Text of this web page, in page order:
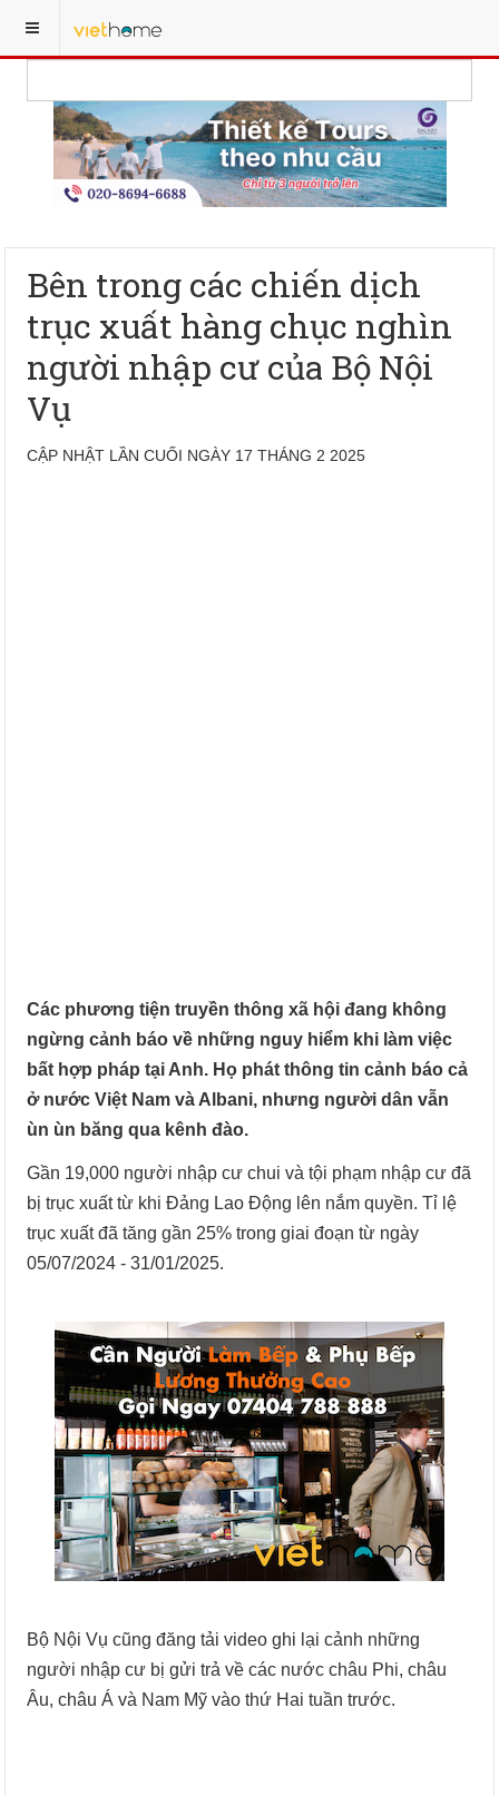
Bên trong các chiến dịch
trục xuất hàng chục nghìn
người nhập cư của Bộ Nội
Vụ
CẬP NHẬT LẦN CUỐI NGÀY 17 THÁNG 2 2025
Các phương tiện truyền thông xã hội đang không
ngừng cảnh báo về những nguy hiểm khi làm việc
bất hợp pháp tại Anh. Họ phát thông tin cảnh báo cả
ở nước Việt Nam và Albani, nhưng người dân vẫn
ùn ùn băng qua kênh đào.
Gần 19,000 người nhập cư chui và tội phạm nhập cư đã
bị trục xuất từ khi Đảng Lao Động lên nắm quyền. Tỉ lệ
trục xuất đã tăng gần 25% trong giai đoạn từ ngày
05/07/2024 - 31/01/2025.
Bộ Nội Vụ cũng đăng tải video ghi lại cảnh những
người nhập cư bị gửi trả về các nước châu Phi, châu
Âu, châu Á và Nam Mỹ vào thứ Hai tuần trước.